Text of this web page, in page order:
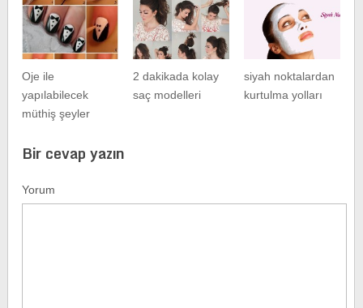
Oje ile
yapılabilecek
müthiş şeyler
2 dakikada kolay
saç modelleri
siyah noktalardan
kurtulma yolları
Bir cevap yazın
Yorum